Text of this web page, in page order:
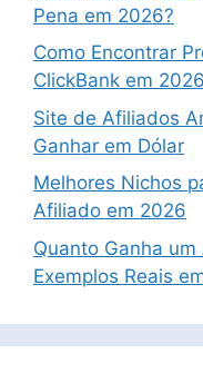
Pena em 2026?
Como Encontrar
ClickBank em 2026
Site de Afiliados
Ganhar em Dólar
Melhores Nichos
Afiliado em 2026
Quanto Ganha
Exemplos Reais